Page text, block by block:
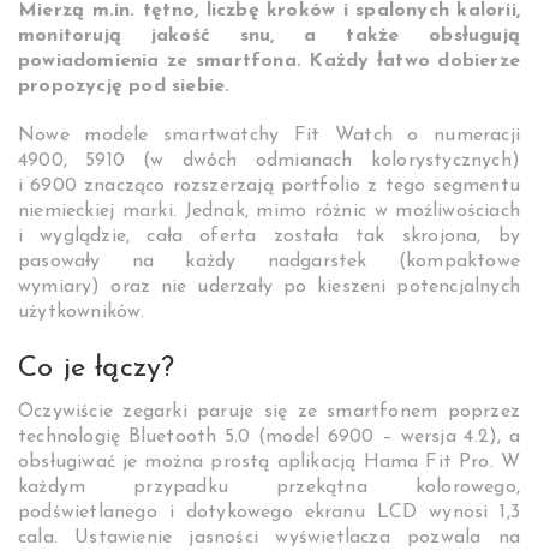
Mierzą m.in. tętno, liczbę kroków i spalonych kalorii,
monitorują jakość snu, a także obsługują
powiadomienia ze smartfona. Każdy łatwo dobierze
propozycję pod siebie.
Nowe modele smartwatchy Fit Watch o numeracji
4900, 5910 (w dwóch odmianach kolorystycznych)
i 6900 znacząco rozszerzają portfolio z tego segmentu
niemieckiej marki. Jednak, mimo różnic w możliwościach
i wyglądzie, cała oferta została tak skrojona, by
pasowały na każdy nadgarstek (kompaktowe
wymiary) oraz nie uderzały po kieszeni potencjalnych
użytkowników.
Co je łączy?
Oczywiście zegarki paruje się ze smartfonem poprzez
technologię Bluetooth 5.0 (model 6900 – wersja 4.2), a
obsługiwać je można prostą aplikacją Hama Fit Pro. W
każdym przypadku przekątna kolorowego,
podświetlanego i dotykowego ekranu LCD wynosi 1,3
cala. Ustawienie jasności wyświetlacza pozwala na